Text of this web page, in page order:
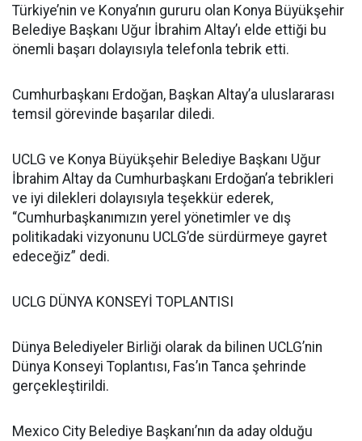
Türkiye’nin ve Konya’nın gururu olan Konya Büyükşehir
Belediye Başkanı Uğur İbrahim Altay’ı elde ettiği bu
önemli başarı dolayısıyla telefonla tebrik etti.
Cumhurbaşkanı Erdoğan, Başkan Altay’a uluslararası
temsil görevinde başarılar diledi.
UCLG ve Konya Büyükşehir Belediye Başkanı Uğur
İbrahim Altay da Cumhurbaşkanı Erdoğan’a tebrikleri
ve iyi dilekleri dolayısıyla teşekkür ederek,
“Cumhurbaşkanımızın yerel yönetimler ve dış
politikadaki vizyonunu UCLG’de sürdürmeye gayret
edeceğiz” dedi.
UCLG DÜNYA KONSEYİ TOPLANTISI
Dünya Belediyeler Birliği olarak da bilinen UCLG’nin
Dünya Konseyi Toplantısı, Fas’ın Tanca şehrinde
gerçekleştirildi.
Mexico City Belediye Başkanı’nın da aday olduğu